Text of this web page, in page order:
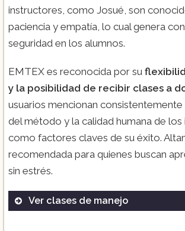
instructores, como Josué, son
paciencia y empatía, lo cual genera
seguridad en los alumnos.
EMTEX es reconocida por su
y la posibilidad de recibir clases a
usuarios mencionan
del método y la calidad humana de
como factores claves de su éxito.
recomendada para quienes buscan
sin estrés.
Ver clases de manejo